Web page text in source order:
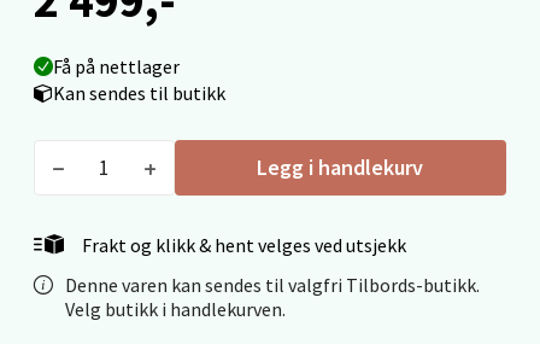
Få på nettlager
Kan sendes til butikk
Legg i handlekurv
Frakt og klikk & hent velges ved utsjekk
Denne varen kan sendes til valgfri Tilbords-butikk.
Velg butikk i handlekurven.
Mo i Rana - Thon Senter Mo i Rana
Åpent i dag 09-19
0 i butikk